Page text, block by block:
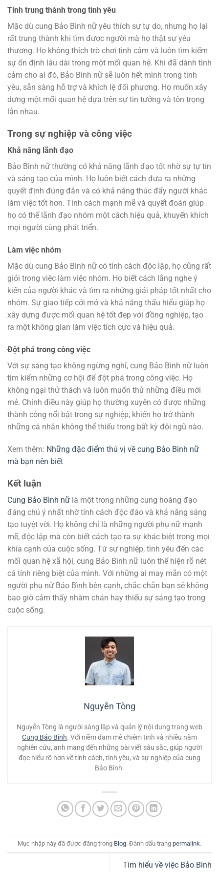
Tính trung thành trong tình yêu
Mặc dù cung Bảo Bình nữ yêu thích sự tự do, nhưng họ lại
rất trung thành khi tìm được người mà họ thật sự yêu
thương. Họ không thích trò chơi tình cảm và luôn tìm kiếm
sự ổn định lâu dài trong một mối quan hệ. Khi đã dành tình
cảm cho ai đó, Bảo Bình nữ sẽ luôn hết mình trong tình
yêu, sẵn sàng hỗ trợ và khích lệ đối phương. Họ muốn xây
dựng một mối quan hệ dựa trên sự tin tưởng và tôn trọng
lẫn nhau.
Trong sự nghiệp và công việc
Khả năng lãnh đạo
Bảo Bình nữ thường có khả năng lãnh đạo tốt nhờ sự tự tin
và sáng tạo của mình. Họ luôn biết cách đưa ra những
quyết định đúng đắn và có khả năng thúc đẩy người khác
làm việc tốt hơn. Tính cách mạnh mẽ và quyết đoán giúp
họ có thể lãnh đạo nhóm một cách hiệu quả, khuyến khích
mọi người cùng phát triển.
Làm việc nhóm
Mặc dù cung Bảo Bình nữ có tính cách độc lập, họ cũng rất
giỏi trong việc làm việc nhóm. Họ biết cách lắng nghe ý
kiến của người khác và tìm ra những giải pháp tốt nhất cho
nhóm. Sự giao tiếp cởi mở và khả năng thấu hiểu giúp họ
xây dựng được mối quan hệ tốt đẹp với đồng nghiệp, tạo
ra một không gian làm việc tích cực và hiệu quả.
Đột phá trong công việc
Với sự sáng tạo không ngừng nghỉ, cung Bảo Bình nữ luôn
tìm kiếm những cơ hội để đột phá trong công việc. Họ
không ngại thử thách và luôn muốn thử những điều mới
mẻ. Chính điều này giúp họ thường xuyên có được những
thành công nổi bật trong sự nghiệp, khiến họ trở thành
những cá nhân không thể thiếu trong bất kỳ đội ngũ nào.
Xem thêm: Những đặc điểm thú vị về cung Bảo Bình nữ
mà bạn nên biết
Kết luận
Cung Bảo Bình nữ là một trong những cung hoàng đạo
đáng chú ý nhất nhờ tính cách độc đáo và khả năng sáng
tạo tuyệt vời. Họ không chỉ là những người phụ nữ mạnh
mẽ, độc lập mà còn biết cách tạo ra sự khác biệt trong mọi
khía cạnh của cuộc sống. Từ sự nghiệp, tình yêu đến các
mối quan hệ xã hội, cung Bảo Bình nữ luôn thể hiện rõ nét
cá tính riêng biệt của mình. Với những ai may mắn có một
người phụ nữ Bảo Bình bên cạnh, chắc chắn bạn sẽ không
bao giờ cảm thấy nhàm chán hay thiếu sự sáng tạo trong
cuộc sống.
Nguyễn Tòng
Nguyễn Tòng là người sáng lập và quản lý nội dung trang web
Cung Bảo Bình. Với niềm đam mê chiêm tinh và nhiều năm
nghiên cứu, anh mang đến những bài viết sâu sắc, giúp người
đọc hiểu rõ hơn về tính cách, tình yêu, và sự nghiệp của cung
Bảo Bình.
Mục nhập này đã được đăng trong Blog. Đánh dấu trang permalink.
Tìm hiểu về việc Bảo Bình